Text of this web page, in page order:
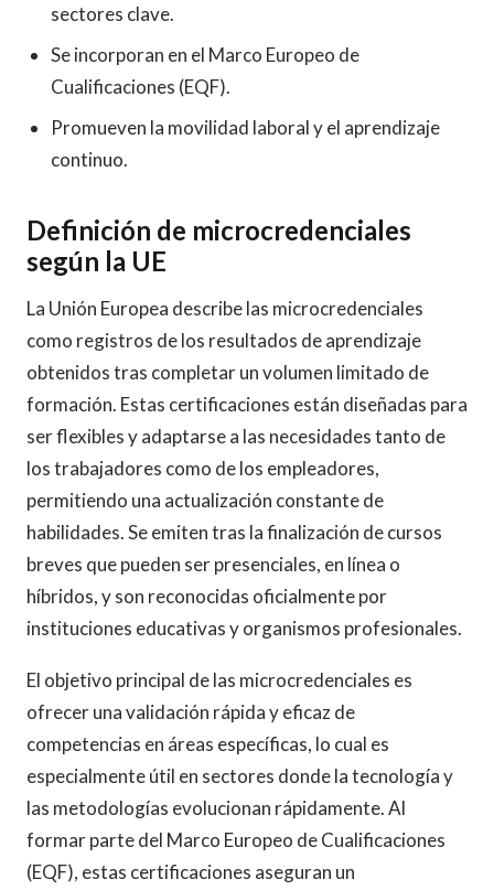
sectores clave.
Se incorporan en el Marco Europeo de
Cualificaciones (EQF).
Promueven la movilidad laboral y el aprendizaje
continuo.
Definición de microcredenciales
según la UE
La Unión Europea describe las microcredenciales
como registros de los resultados de aprendizaje
obtenidos tras completar un volumen limitado de
formación. Estas certificaciones están diseñadas para
ser flexibles y adaptarse a las necesidades tanto de
los trabajadores como de los empleadores,
permitiendo una actualización constante de
habilidades. Se emiten tras la finalización de cursos
breves que pueden ser presenciales, en línea o
híbridos, y son reconocidas oficialmente por
instituciones educativas y organismos profesionales.
El objetivo principal de las microcredenciales es
ofrecer una validación rápida y eficaz de
competencias en áreas específicas, lo cual es
especialmente útil en sectores donde la tecnología y
las metodologías evolucionan rápidamente. Al
formar parte del Marco Europeo de Cualificaciones
(EQF), estas certificaciones aseguran un